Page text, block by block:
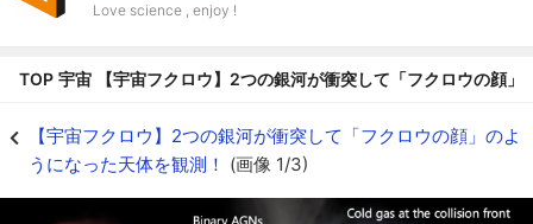
Love science , enjoy !
TOP 宇宙 【宇宙フクロウ】2つの銀河が衝突して「フクロウの顔
【宇宙フクロウ】2つの銀河が衝突して「フクロウの顔」のよ
うになった天体を観測！ (画像 1/3)